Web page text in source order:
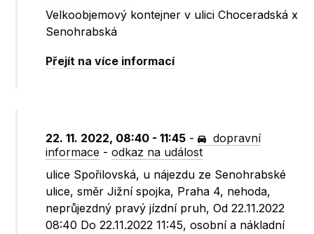
Velkoobjemový kontejner v ulici Choceradská x
Senohrabská
Přejít na více informací
22. 11. 2022, 08:40 - 11:45 -
dopravní
informace -odkaz na událost
ulice Spořilovská, u nájezdu ze Senohrabské
ulice, směr Jižní spojka, Praha 4, nehoda,
neprůjezdný pravý jízdní pruh, Od 22.11.2022
08:40 Do 22.11.2022 11:45, osobní a nákladní